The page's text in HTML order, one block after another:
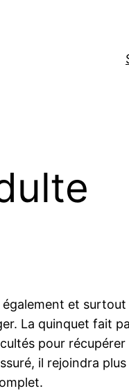
et surtout
La quinquet fait
pour
il rejoindra